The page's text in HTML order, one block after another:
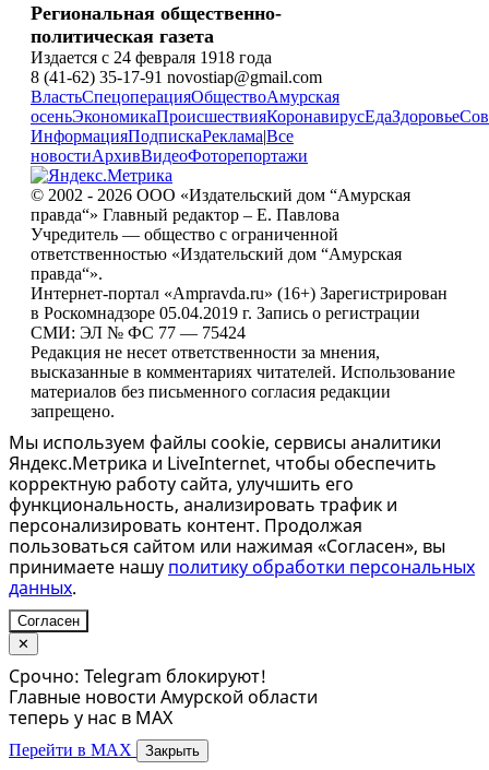
Региональная общественно-
политическая газета
Издается с 24 февраля 1918 года
8 (41-62) 35-17-91 novostiap@gmail.com
ВластьСпецоперацияОбществоАмурская
осеньЭкономикаПроисшествияКоронавирусЕдаЗдоровье
ИнформацияПодпискаРеклама|Все
новостиАрхивВидеоФоторепортажи
© 2002 - 2026 ООО «Издательский дом “Амурская
правда“» Главный редактор – Е. Павлова
Учредитель — общество с ограниченной
ответственностью «Издательский дом “Амурская
правда“».
Интернет-портал «Ampravda.ru» (16+) Зарегистрирован
в Роскомнадзоре 05.04.2019 г. Запись о регистрации
СМИ: ЭЛ № ФС 77 — 75424
Редакция не несет ответственности за мнения,
высказанные в комментариях читателей. Использование
материалов без письменного согласия редакции
запрещено.
Мы используем файлы cookie, сервисы аналитики
Яндекс.Метрика и LiveInternet, чтобы обеспечить
корректную работу сайта, улучшить его
функциональность, анализировать трафик и
персонализировать контент. Продолжая
пользоваться сайтом или нажимая «Согласен», вы
принимаете нашу политику обработки персональных
данных.
Согласен
✕
Срочно: Telegram блокируют!
Главные новости Амурской области
теперь у нас в MAX
Перейти в MAX Закрыть